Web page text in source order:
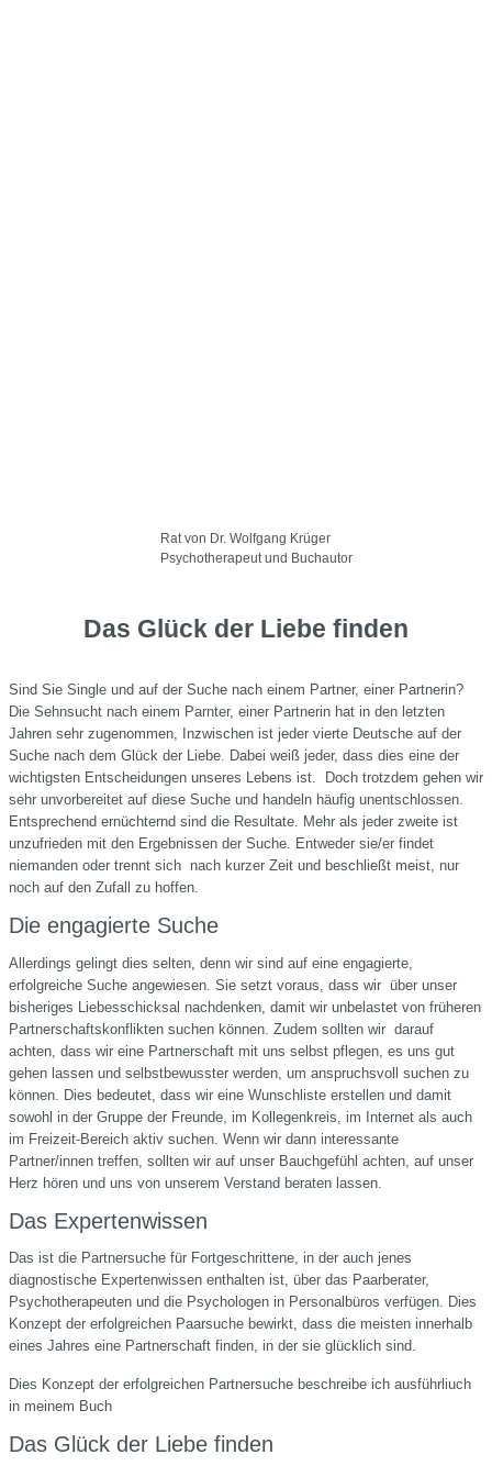
Rat von Dr. Wolfgang Krüger
Psychotherapeut und Buchautor
Das Glück der Liebe finden
Sind Sie Single und auf der Suche nach einem Partner, einer Partnerin?
Die Sehnsucht nach einem Parnter, einer Partnerin hat in den letzten
Jahren sehr zugenommen, Inzwischen ist jeder vierte Deutsche auf der
Suche nach dem Glück der Liebe. Dabei weiß jeder, dass dies eine der
wichtigsten Entscheidungen unseres Lebens ist. Doch trotzdem gehen wir
sehr unvorbereitet auf diese Suche und handeln häufig unentschlossen.
Entsprechend ernüchternd sind die Resultate. Mehr als jeder zweite ist
unzufrieden mit den Ergebnissen der Suche. Entweder sie/er findet
niemanden oder trennt sich nach kurzer Zeit und beschließt meist, nur
noch auf den Zufall zu hoffen.
Die engagierte Suche
Allerdings gelingt dies selten, denn wir sind auf eine engagierte,
erfolgreiche Suche angewiesen. Sie setzt voraus, dass wir über unser
bisheriges Liebesschicksal nachdenken, damit wir unbelastet von früheren
Partnerschaftskonflikten suchen können. Zudem sollten wir darauf
achten, dass wir eine Partnerschaft mit uns selbst pflegen, es uns gut
gehen lassen und selbstbewusster werden, um anspruchsvoll suchen zu
können. Dies bedeutet, dass wir eine Wunschliste erstellen und damit
sowohl in der Gruppe der Freunde, im Kollegenkreis, im Internet als auch
im Freizeit-Bereich aktiv suchen. Wenn wir dann interessante
Partner/innen treffen, sollten wir auf unser Bauchgefühl achten, auf unser
Herz hören und uns von unserem Verstand beraten lassen.
Das Expertenwissen
Das ist die Partnersuche für Fortgeschrittene, in der auch jenes
diagnostische Expertenwissen enthalten ist, über das Paarberater,
Psychotherapeuten und die Psychologen in Personalbüros verfügen. Dies
Konzept der erfolgreichen Paarsuche bewirkt, dass die meisten innerhalb
eines Jahres eine Partnerschaft finden, in der sie glücklich sind.
Dies Konzept der erfolgreichen Partnersuche beschreibe ich ausführliuch
in meinem Buch
Das Glück der Liebe finden